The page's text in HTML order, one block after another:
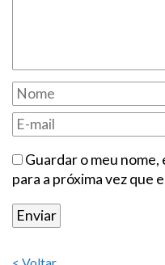
Guardar o meu
para a próxima vez que